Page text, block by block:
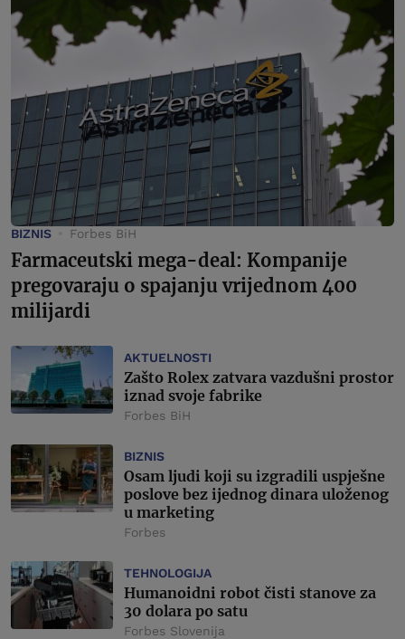
BIZNIS Forbes BiH
Farmaceutski mega-deal: Kompanije
pregovaraju o spajanju vrijednom 400
milijardi
AKTUELNOSTI
Zašto Rolex zatvara vazdušni prostor
iznad svoje fabrike
Forbes BiH
BIZNIS
Osam ljudi koji su izgradili uspješne
poslove bez ijednog dinara uloženog
u marketing
Forbes
TEHNOLOGIJA
Humanoidni robot čisti stanove za
30 dolara po satu
Forbes Slovenija